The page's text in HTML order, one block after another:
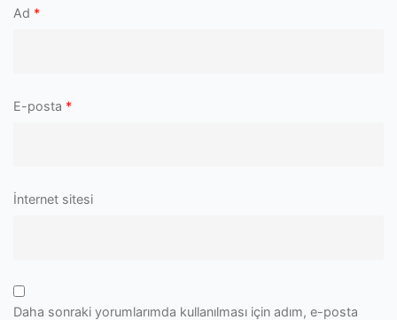
Ad *
E-posta *
İnternet sitesi
Daha sonraki yorumlarımda kullanılması için adım, e-posta